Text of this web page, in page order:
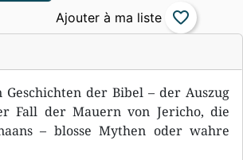
Geschichten der Bibel – der Auszug
Fall der Mauern von Jericho, die
– blosse Mythen oder wahre
favorite_border